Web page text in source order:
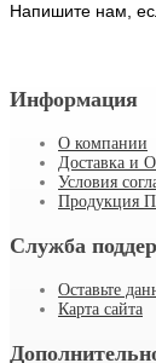
Напишите нам,
Информация
О компании
Доставка и
Условия
Продукция
Служба
Оставьте
Карта сайта